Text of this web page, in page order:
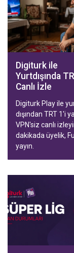
Digiturk ile
Yurtdışında
Canlı İzle
Digiturk Play ile
dışından TRT 1'i
VPN'siz canlı
dakikada üyelik,
yayın.